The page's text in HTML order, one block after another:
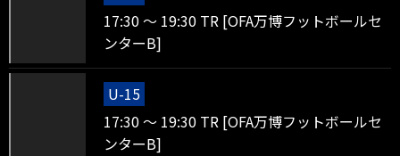
17:30 ～ 19:30 TR [OFA万博フットボールセ
ンターB]
U-15
17:30 ～ 19:30 TR [OFA万博フットボールセ
ンターB]